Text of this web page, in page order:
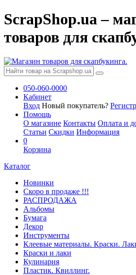
ScrapShop.ua –
товаров для
050-060-0000
Кабинет
Вход Новый покупатель?
Помощь
О магазине Контакты Оплата и
Статьи Скидки Информация
0
Корзина
Каталог
Новинки
Скоро в продаже !!!
РАСПРОДАЖА
Альбомы
Бумага
Декор
Инструменты
Клеевые материалы. Краски.
Краски и лаки
Кулинария
Пластик. Квиллинг.